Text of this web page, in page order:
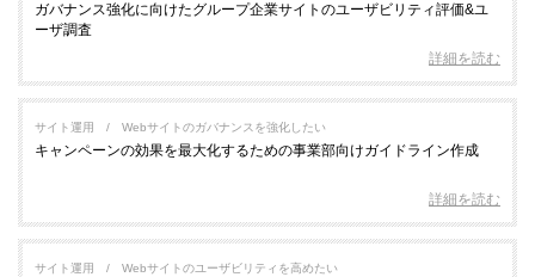
ガバナンス強化に向けたグループ企業サイトのユーザビリティ評価&ユ
ーザ調査
詳細を読む
サイト運用 Webサイトのガバナンスを強化したい
キャンペーンの効果を最大化するための事業部向けガイドライン作成
詳細を読む
サイト運用 Webサイトのユーザビリティを高めたい